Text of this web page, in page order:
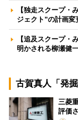
【独走スクープ・
ジェクト”の計画
【追及スクープ・
明かされる柳瀬健
古賀真人「発
三菱
評価